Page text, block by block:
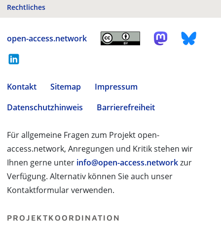
Rechtliches
open-access.network
Kontakt Sitemap
Impressum
Datenschutzhinweis
Barrierefreiheit
Für allgemeine Fragen zum Projekt open-
access.network, Anregungen und Kritik stehen wir
Ihnen gerne unter info@open-access.networkzur
Verfügung. Alternativ können Sie auch unser
Kontaktformular verwenden.
PROJEKTKOORDINATION